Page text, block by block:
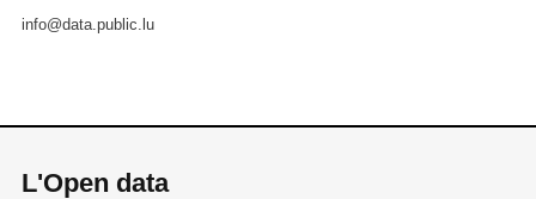
info@data.public.lu
L'Open data